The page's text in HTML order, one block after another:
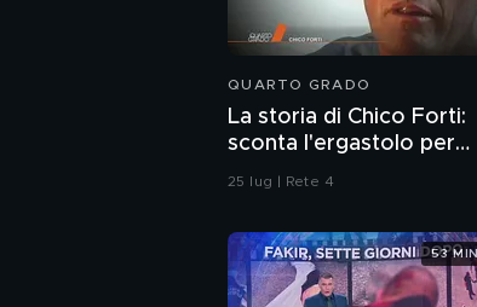
QUARTO GRADO
La storia di Chico Forti:
sconta l'ergastolo per
omicidio
25 lug | Rete 4
53 MIN